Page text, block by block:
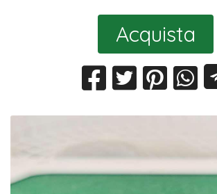
Acquista